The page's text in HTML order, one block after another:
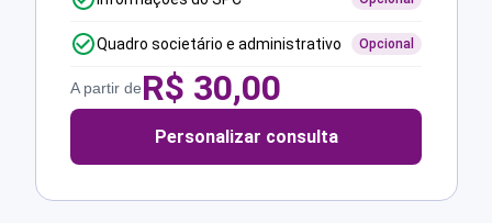
Quadro societário e administrativo Opcional
A partir deR$ 30,00
Personalizar consulta